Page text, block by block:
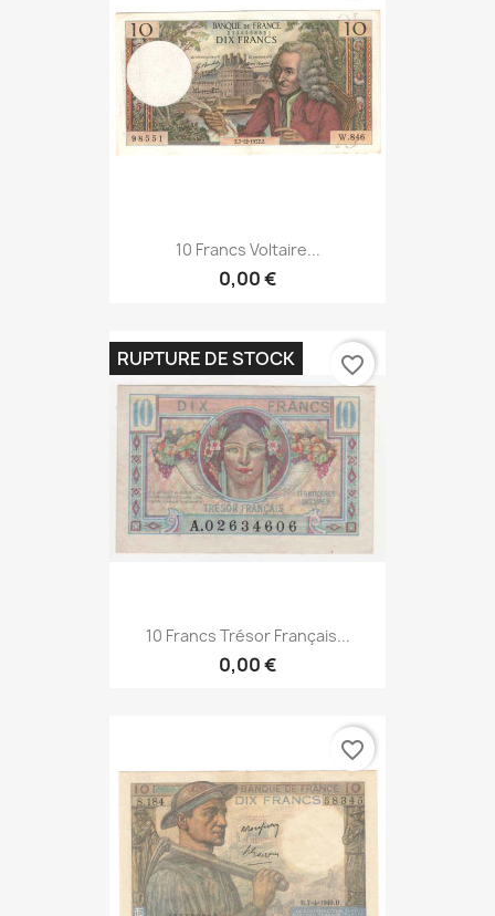
10 Francs Voltaire...
0,00 €
10 Francs Trésor Français...
0,00 €
RUPTURE DE STOCK favorite_border
favorite_border